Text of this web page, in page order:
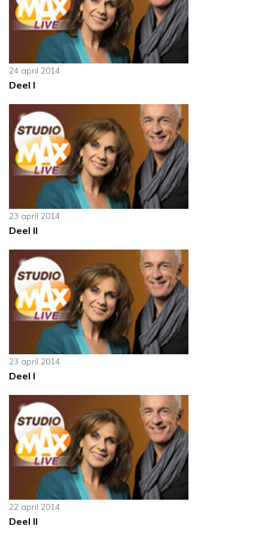
24 april 2014
Deel I
23 april 2014
Deel II
23 april 2014
Deel I
22 april 2014
Deel II